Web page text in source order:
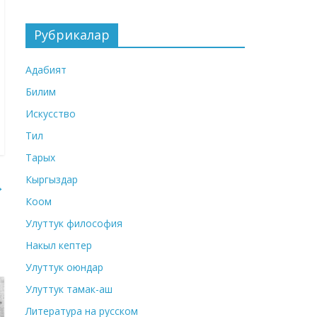
Рубрикалар
Адабият
Билим
Искусство
Тил
Тарых
Кыргыздар
Коом
Улуттук философия
Накыл кептер
Улуттук оюндар
Улуттук тамак-аш
Литература на русском